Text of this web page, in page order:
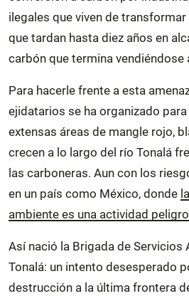
ilegales que viven de
que tardan hasta diez años en
carbón que termina vendiéndose
Para hacerle frente a esta
ejidatarios se ha organizado
extensas áreas de mangle rojo,
crecen a lo largo del río Tonalá
las carboneras. Aun con los
en un país como México, donde
ambiente es una actividad
Así nació la Brigada de Servicios
Tonalá: un intento desesperado
destrucción a la última frontera